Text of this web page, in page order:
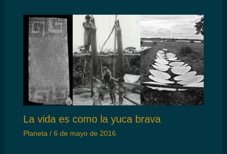
La vida es como la yuca brava
Planeta / 6 de mayo de 2016